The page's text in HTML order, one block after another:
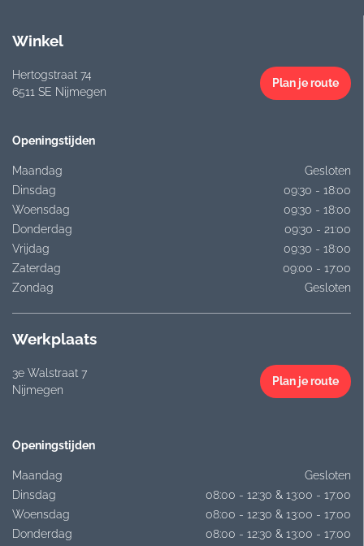
Winkel
Hertogstraat 74
6511 SE Nijmegen
Plan je route
Openingstijden
Maandag
Gesloten
Dinsdag
09:30 - 18:00
Woensdag
09:30 - 18:00
Donderdag
09:30 - 21:00
Vrijdag
09:30 - 18:00
Zaterdag
09:00 - 17:00
Zondag
Gesloten
Werkplaats
3e Walstraat 7
Nijmegen
Plan je route
Openingstijden
Maandag
Gesloten
Dinsdag
08:00 - 12:30 & 13:00 - 17:00
Woensdag
08:00 - 12:30 & 13:00 - 17:00
Donderdag
08:00 - 12:30 & 13:00 - 17:00